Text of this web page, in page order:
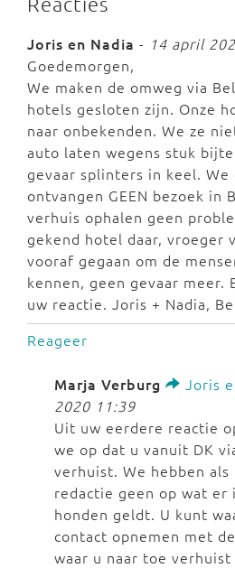
Joris en Nadia - 14 april
Goedemorgen,
We maken de omweg via
hotels gesloten zijn. Onze
naar onbekenden. We ze
auto laten wegens stuk
gevaar splinters in keel. We
ontvangen GEEN bezoek in
verhuis ophalen geen
gekend hotel daar, vroeger
vooraf gegaan om de
kennen, geen gevaar meer.
uw reactie. Joris + Nadia,
Reageer
Marja Verburg Joris
2020 11:39
Uit uw eerdere reactie
we op dat u vanuit DK
verhuist. We hebben als
redactie geen op wat
honden geldt. U kunt
contact opnemen met
waar u naar toe